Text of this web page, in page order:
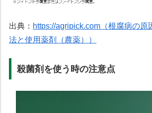
出典： https://agripick.com（根腐病の
法と使用薬剤（農薬））
殺菌剤を使う時の注意点